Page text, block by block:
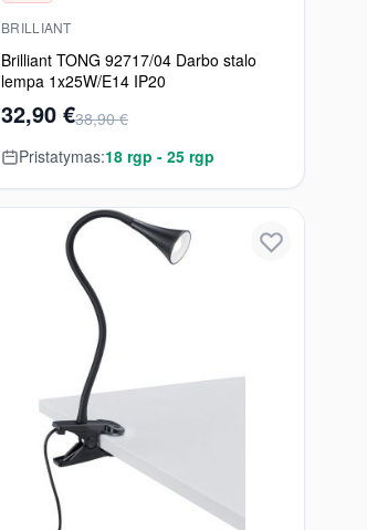
BRILLIANT
Brilliant TONG 92717/04 Darbo stalo
lempa 1x25W/E14 IP20
32,90 €38,90 €
Pristatymas:18 rgp - 25 rgp